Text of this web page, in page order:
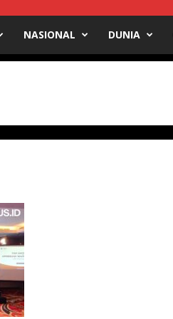
NASIONAL DUNIA